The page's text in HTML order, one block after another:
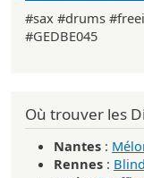
#sax #drums
#GEDBE045
Où trouver les
Nantes :
Rennes :